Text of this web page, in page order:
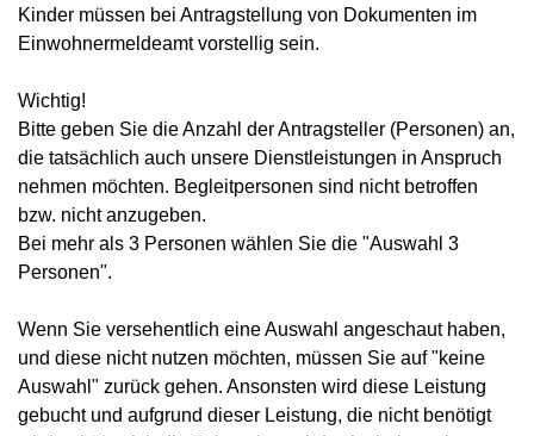
Kinder müssen bei Antragstellung von Dokumenten im
Einwohnermeldeamt vorstellig sein.
Wichtig!
Bitte geben Sie die Anzahl der Antragsteller (Personen) an,
die tatsächlich auch unsere Dienstleistungen in Anspruch
nehmen möchten. Begleitpersonen sind nicht betroffen
bzw. nicht anzugeben.
Bei mehr als 3 Personen wählen Sie die "Auswahl 3
Personen".
Wenn Sie versehentlich eine Auswahl angeschaut haben,
und diese nicht nutzen möchten, müssen Sie auf "keine
Auswahl" zurück gehen. Ansonsten wird diese Leistung
gebucht und aufgrund dieser Leistung, die nicht benötigt